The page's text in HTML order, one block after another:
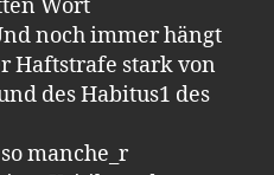
Wort
noch immer hängt
Haftstrafe stark von
des Habitus1 des
manche_r